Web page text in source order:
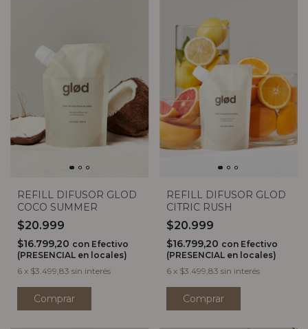
REFILL DIFUSOR GLOD
COCO SUMMER
$20.999
$16.799,20 con Efectivo
(PRESENCIAL en locales)
6 x $3.499,83 sin interés
Comprar
REFILL DIFUSOR GLOD
CITRIC RUSH
$20.999
$16.799,20 con Efectivo
(PRESENCIAL en locales)
6 x $3.499,83 sin interés
Comprar